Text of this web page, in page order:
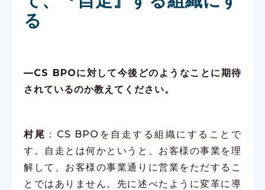
る
—CS BPOに対して今後どのようなことに期待
されているのか教えてください。
村尾 ：CS BPOを自走する組織にすることで
す。自走とは何かというと、お客様の事業を理
解して、お客様の事業通りに営業をただするこ
とではありません。先に述べたように変革に導